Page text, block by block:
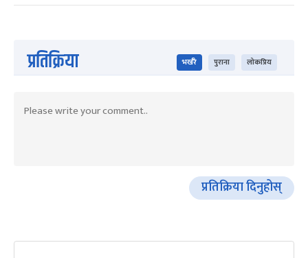
प्रतिक्रिया भर्खरै पुराना लोकप्रिय
प्रतिक्रिया दिनुहोस्